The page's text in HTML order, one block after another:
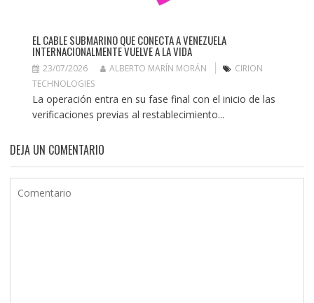
EL CABLE SUBMARINO QUE CONECTA A VENEZUELA
INTERNACIONALMENTE VUELVE A LA VIDA
23/07/2026 ALBERTO MARÍN MORÁN
CIRION
TECHNOLOGIES
La operación entra en su fase final con el inicio de las
verificaciones previas al restablecimiento...
DEJA UN COMENTARIO